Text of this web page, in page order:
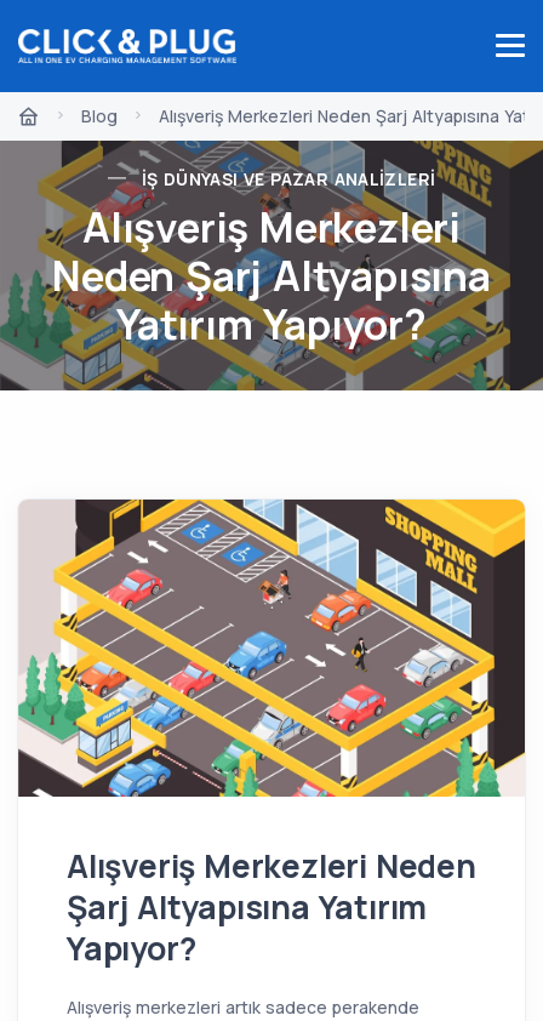
Blog Alışveriş Merkezleri Neden Şarj Altyapısına
İŞ DÜNYASI VE PAZAR ANALIZLERI
Alışveriş Merkezleri
Neden Şarj Altyapısına
Yatırım Yapıyor?
Alışveriş Merkezleri Neden
Şarj Altyapısına Yatırım
Yapıyor?
Alışveriş merkezleri artık sadece perakende